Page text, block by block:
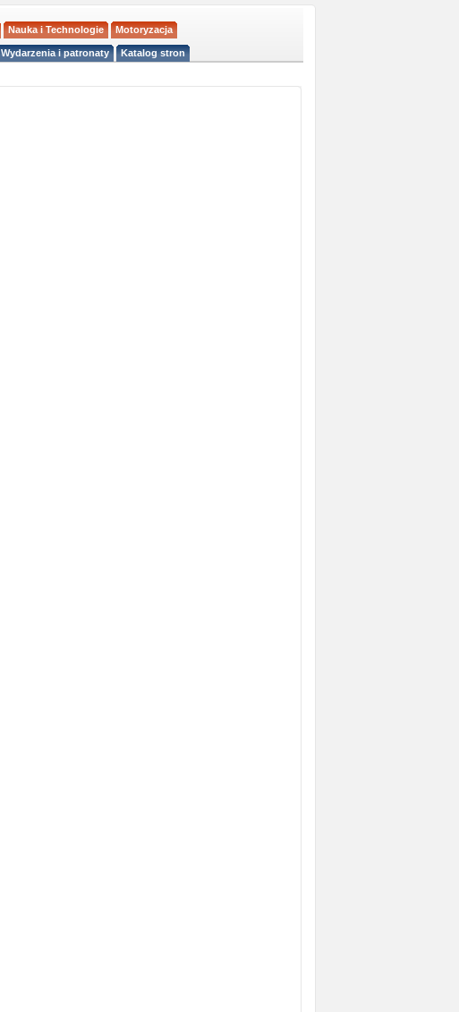
Nauka i Technologie Motoryzacja
Wydarzenia i patronaty Katalog stron